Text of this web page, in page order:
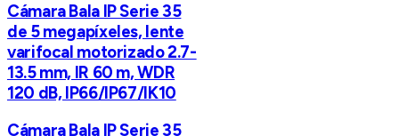
Cámara Bala IP Serie 35
de 5 megapíxeles, lente
varifocal motorizado 2.7-
13.5 mm, IR 60 m, WDR
120 dB, IP66/IP67/IK10
Cámara Bala IP Serie 35